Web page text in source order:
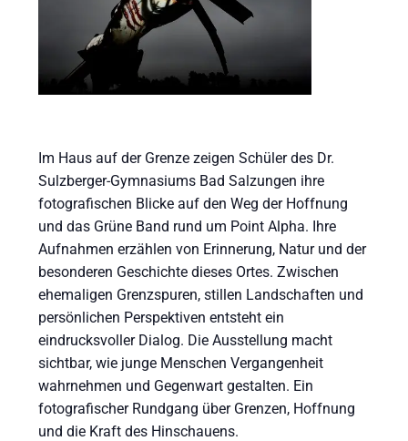
Im Haus auf der Grenze zeigen Schüler des Dr.
Sulzberger-Gymnasiums Bad Salzungen ihre
fotografischen Blicke auf den Weg der Hoffnung
und das Grüne Band rund um Point Alpha. Ihre
Aufnahmen erzählen von Erinnerung, Natur und der
besonderen Geschichte dieses Ortes. Zwischen
ehemaligen Grenzspuren, stillen Landschaften und
persönlichen Perspektiven entsteht ein
eindrucksvoller Dialog. Die Ausstellung macht
sichtbar, wie junge Menschen Vergangenheit
wahrnehmen und Gegenwart gestalten. Ein
fotografischer Rundgang über Grenzen, Hoffnung
und die Kraft des Hinschauens.